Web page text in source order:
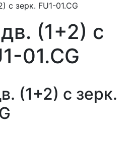
с зерк. FU1-01.CG
(1+2) с
01.CG
(1+2) с зерк.